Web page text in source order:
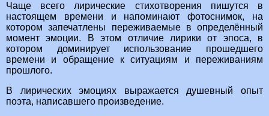
Чаще всего лирические стихотворения пишутся в
настоящем времени и напоминают фотоснимок, на
котором запечатлены переживаемые в определённый
момент эмоции. В этом отличие лирики от эпоса, в
котором доминирует использование прошедшего
времени и обращение к ситуациям и переживаниям
прошлого.
В лирических эмоциях выражается душевный опыт
поэта, написавшего произведение.